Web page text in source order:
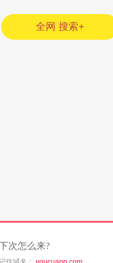
全网 搜索+
次怎么来?